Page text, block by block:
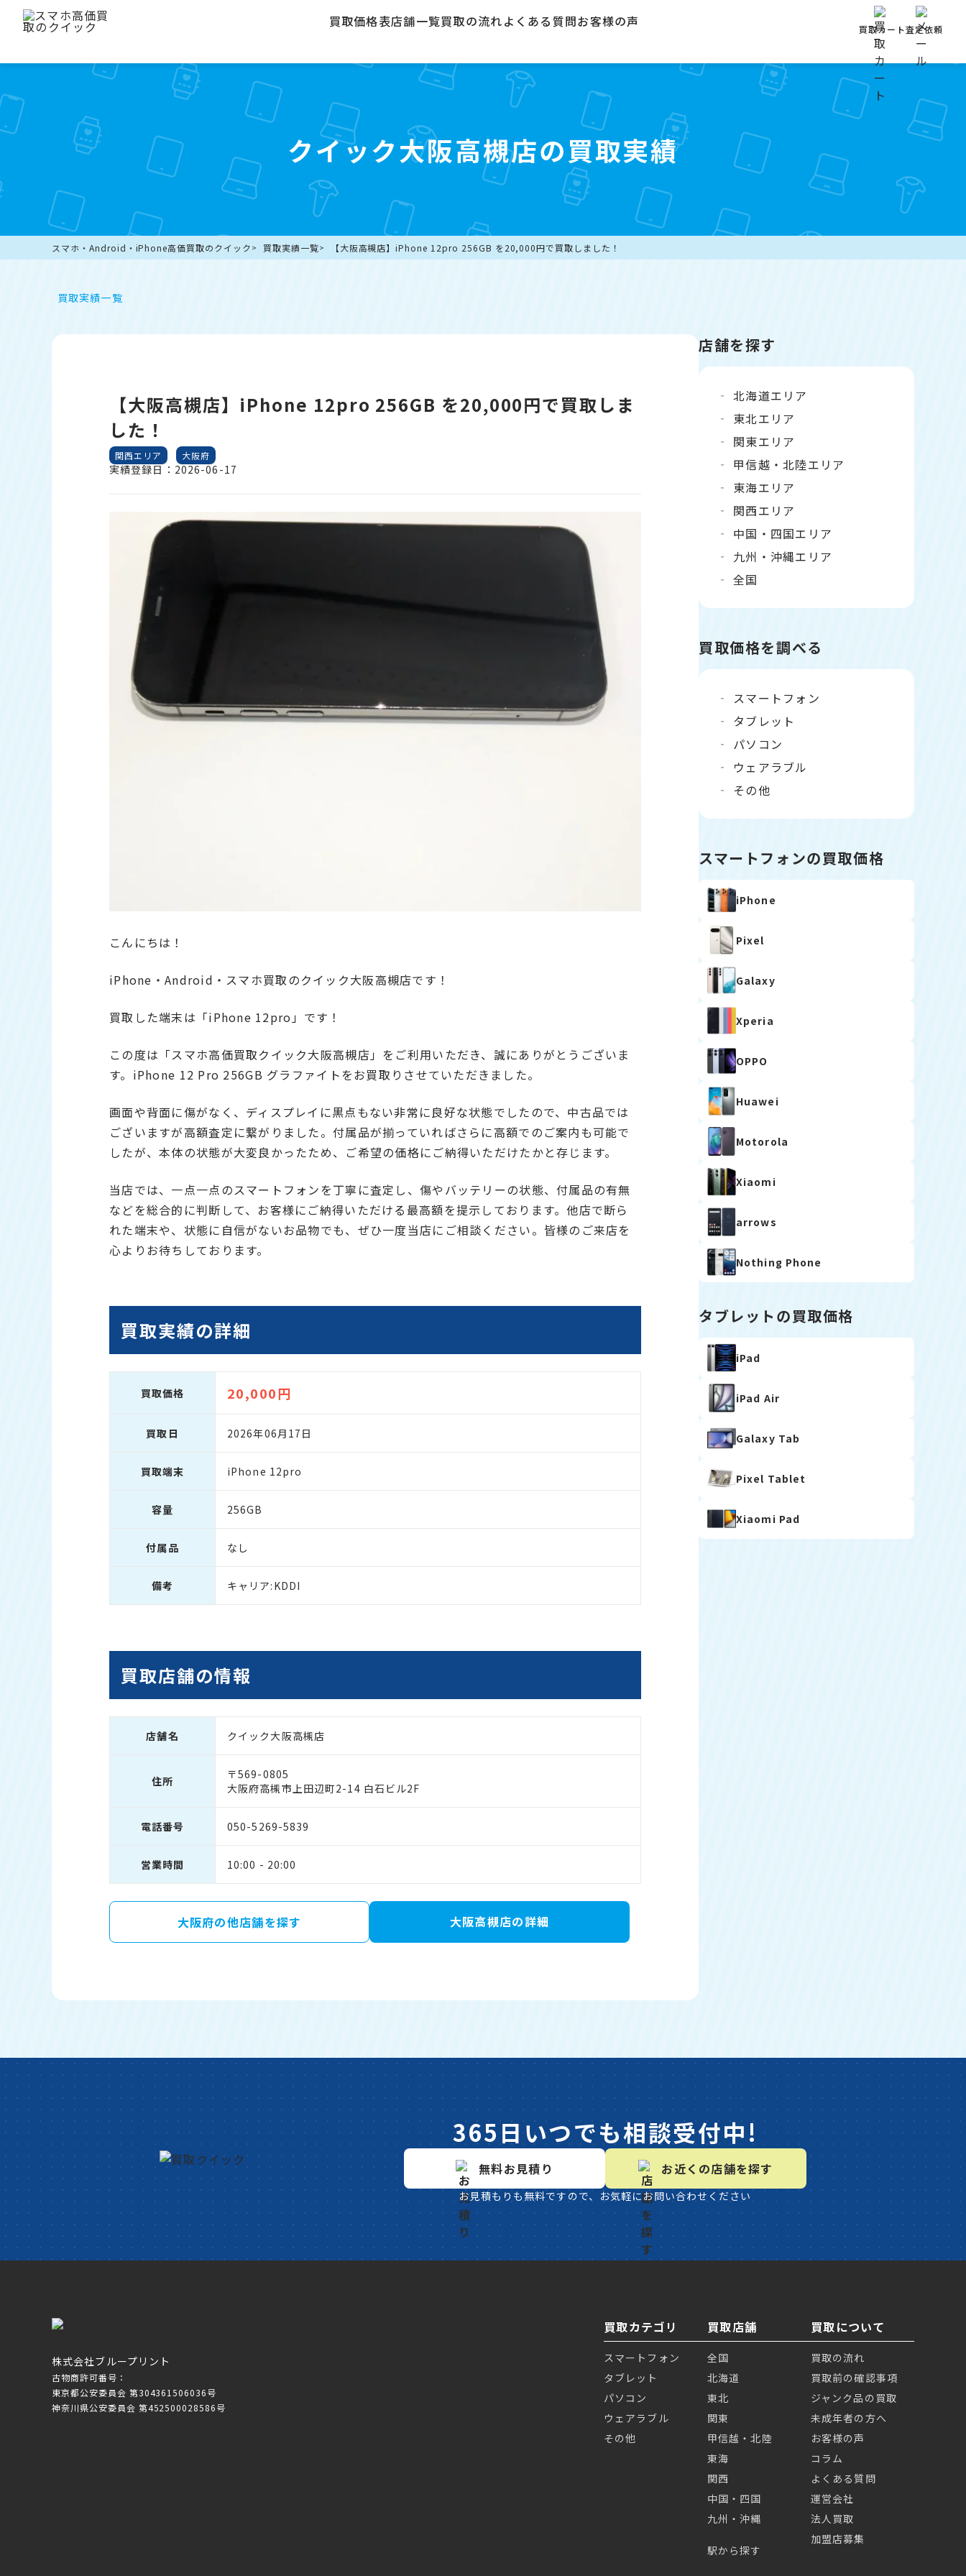
買取価格表店舗一覧買取の流れよくある質問お客様の声 買取カート査定依頼
クイック大阪高槻店の買取実績
スマホ・Android・iPhone高価買取のクイック 買取実績一覧 【大阪高槻店】iPhone 12pro 256GB を20,000円で買取しました！
買取実績一覧
【大阪高槻店】iPhone 12pro 256GB を20,000円で買取しま
した！
関西エリア 大阪府
実績登録日：2026-06-17
こんにちは！
iPhone・Android・スマホ買取のクイック大阪高槻店です！
買取した端末は「iPhone 12pro」です！
この度は「スマホ高価買取クイック大阪高槻店」をご利用いただき、誠にありがとうございま
す。iPhone 12 Pro 256GB グラファイトをお買取りさせていただきました。
画面や背面に傷がなく、ディスプレイに黒点もない非常に良好な状態でしたので、中古品では
ございますが高額査定に繋がりました。付属品が揃っていればさらに高額でのご案内も可能で
したが、本体の状態が大変良かったため、ご希望の価格にご納得いただけたかと存じます。
当店では、一点一点のスマートフォンを丁寧に査定し、傷やバッテリーの状態、付属品の有無
などを総合的に判断して、お客様にご納得いただける最高額を提示しております。他店で断ら
れた端末や、状態に自信がないお品物でも、ぜひ一度当店にご相談ください。皆様のご来店を
心よりお待ちしております。
買取実績の詳細
買取価格 20,000円
買取日 2026年06月17日
買取端末 iPhone 12pro
容量 256GB
付属品 なし
備考 キャリア:KDDI
買取店舗の情報
店舗名 クイック大阪高槻店
住所
〒569-0805
大阪府高槻市上田辺町2-14 白石ビル2F
電話番号 050-5269-5839
営業時間 10:00 - 20:00
大阪府の他店舗を探す 大阪高槻店の詳細
店舗を探す
北海道エリア
東北エリア
関東エリア
甲信越・北陸エリア
東海エリア
関西エリア
中国・四国エリア
九州・沖縄エリア
全国
買取価格を調べる
スマートフォン
タブレット
パソコン
ウェアラブル
その他
スマートフォンの買取価格
iPhone
Pixel
Galaxy
Xperia
OPPO
Huawei
Motorola
Xiaomi
arrows
Nothing Phone
タブレットの買取価格
iPad
iPad Air
Galaxy Tab
Pixel Tablet
Xiaomi Pad
365日いつでも相談受付中!
無料お見積り お近くの店舗を探す
お見積もりも無料ですので、お気軽にお問い合わせください
株式会社ブループリント
古物商許可番号：
東京都公安委員会 第304361506036号
神奈川県公安委員会 第452500028586号
買取カテゴリ
スマートフォン
タブレット
パソコン
ウェアラブル
その他
買取店舗
全国
北海道
東北
関東
甲信越・北陸
東海
関西
中国・四国
九州・沖縄
駅から探す
買取について
買取の流れ
買取前の確認事項
ジャンク品の買取
未成年者の方へ
お客様の声
コラム
よくある質問
運営会社
法人買取
加盟店募集